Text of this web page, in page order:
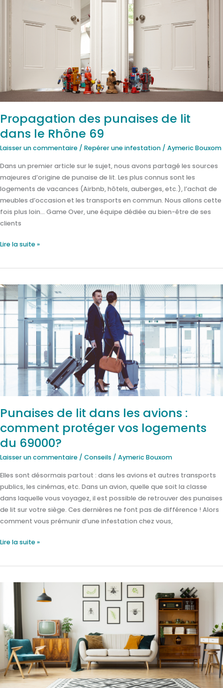
Propagation des punaises de lit
dans le Rhône 69
Laisser un commentaire / Repérer une infestation / Aymeric Bouxom
Dans un premier article sur le sujet, nous avons partagé les sources
majeures d’origine de punaise de lit. Les plus connus sont les
logements de vacances (Airbnb, hôtels, auberges, etc.), l’achat de
meubles d’occasion et les transports en commun. Nous allons cette
fois plus loin… Game Over, une équipe dédiée au bien-être de ses
clients
punaises
Rhône
Lire la suite »
Punaises de lit dans les avions :
comment protéger vos logements
du 69000?
Laisser un commentaire / Conseils / Aymeric Bouxom
Elles sont désormais partout : dans les avions et autres transports
publics, les cinémas, etc. Dans un avion, quelle que soit la classe
dans laquelle vous voyagez, il est possible de retrouver des punaises
de lit sur votre siège. Ces dernières ne font pas de différence ! Alors
comment vous prémunir d’une infestation chez vous,
Punaises
de
lit
comment
protéger
du
69000?
Lire la suite »
D’où
viennent
punaises
de
lit
localisées
dans
Lyon